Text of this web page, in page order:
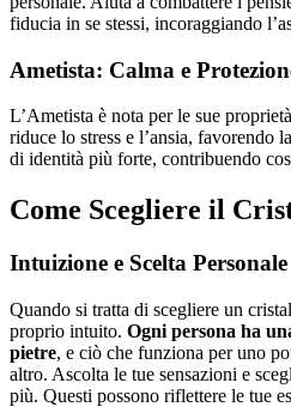
fiducia in se stessi, incoraggiando
Ametista: Calma e
L’Ametista è nota per le sue
riduce lo stress e l’ansia, favorendo
di identità più forte, contribuendo
Come Scegliere il
Intuizione e Scelta Personale
Quando si tratta di scegliere un
proprio intuito. Ogni persona ha
pietre, e ciò che funziona per uno
altro. Ascolta le tue sensazioni e
più. Questi possono riflettere le tue